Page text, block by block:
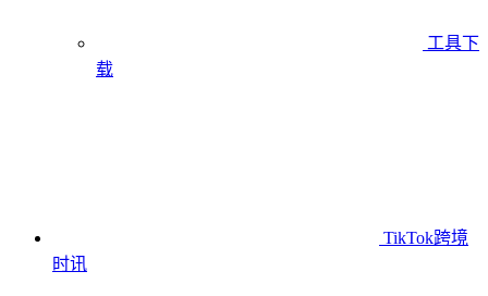
工具下
载
TikTok跨境
时讯